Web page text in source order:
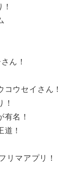
ん！
ウセイさん！
名！
！
リマアプリ！